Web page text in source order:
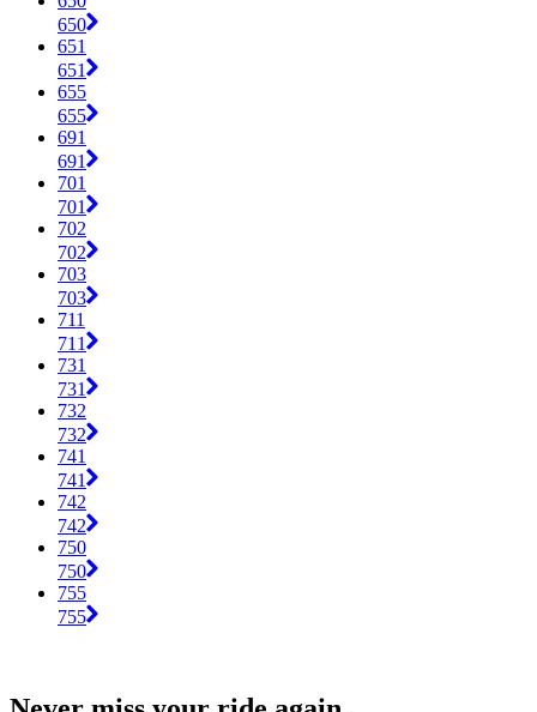
650
651
651
655
655
691
691
701
701
702
702
703
703
711
711
731
731
732
732
741
741
742
742
750
750
755
755